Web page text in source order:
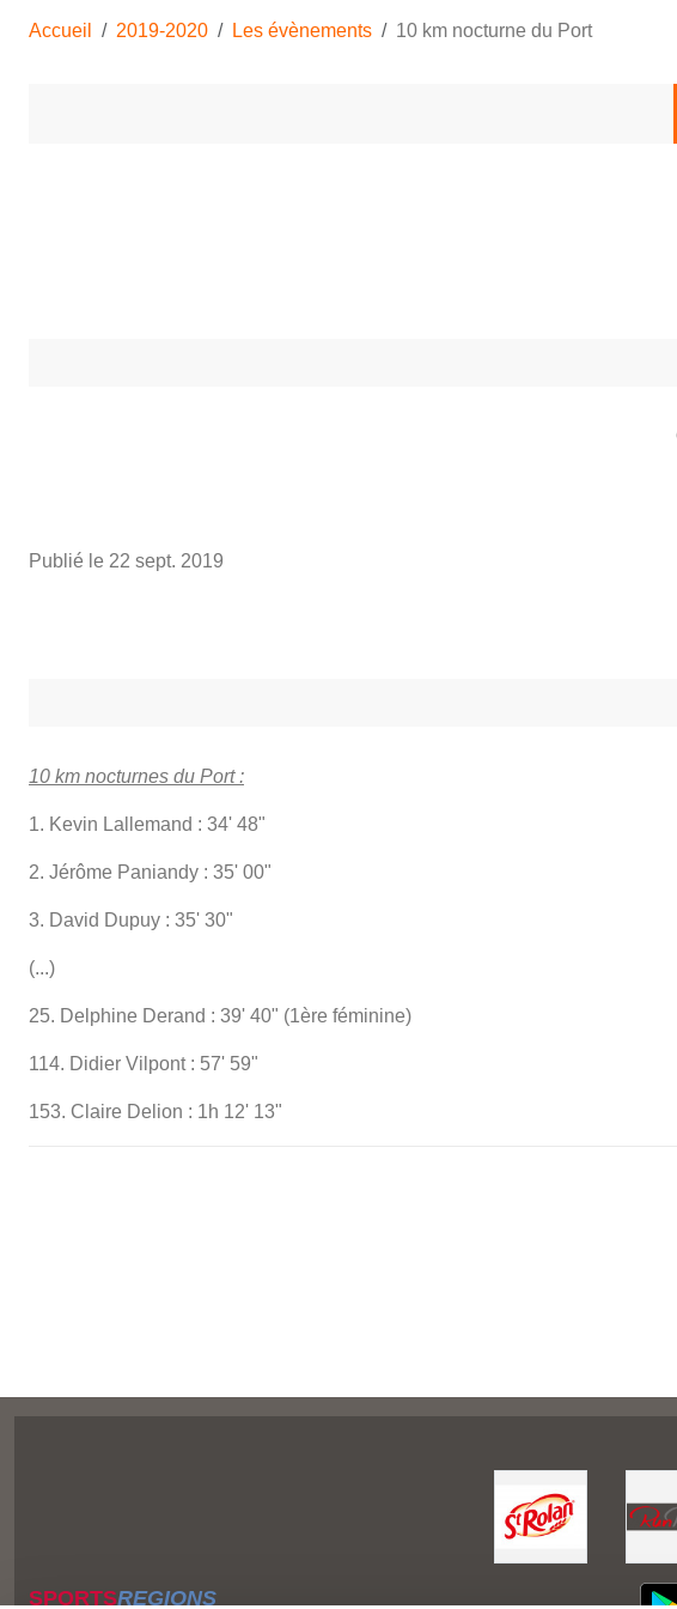
Accueil 2019-2020 Les évènements 10 km nocturne du Port
Publié le 22 sept. 2019
10 km nocturnes du Port :
1. Kevin Lallemand : 34' 48"
2. Jérôme Paniandy : 35' 00"
3. David Dupuy : 35' 30"
(...)
25. Delphine Derand : 39' 40" (1ère féminine)
114. Didier Vilpont : 57' 59"
153. Claire Delion : 1h 12' 13"
SPORTSREGIONS